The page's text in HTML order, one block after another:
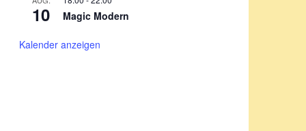
10 Magic Modern
Kalender anzeigen